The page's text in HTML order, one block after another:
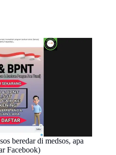
beredar di medsos, apa
Facebook)